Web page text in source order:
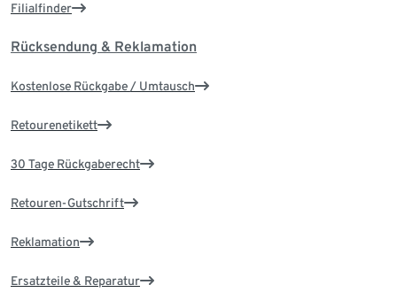
Filialfinder
Rücksendung & Reklamation
Kostenlose Rückgabe / Umtausch
Retourenetikett
30 Tage Rückgaberecht
Retouren-Gutschrift
Reklamation
Ersatzteile & Reparatur